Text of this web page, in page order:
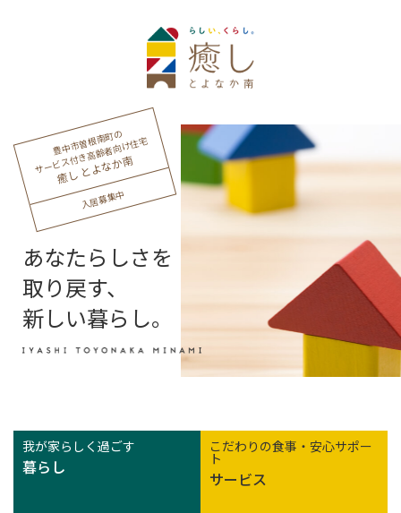
豊中市曽根南町の
サービス付き高齢者向け住宅
癒し とよなか南
入居募集中
あなたらしさを
取り戻す、
新しい暮らし。
我が家らしく過ごす
暮らし
こだわりの食事・安心サポー
ト
サービス